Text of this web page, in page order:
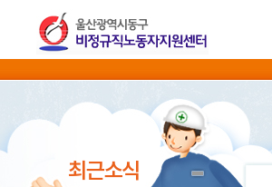
최근소식